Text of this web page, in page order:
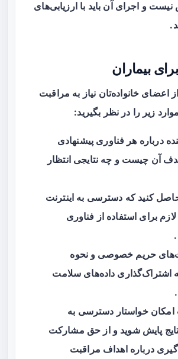
و اجرای آن باید با ارزیابی‌های
بیماران
اعضای خانواده‌تان نیاز به مراقبت
زیر را در نظر بگیرید:
درباره هر فناوری پیشنهادی
آن چیست و چه نتایجی انتظار
کنید که دسترسی به اینترنت
برای استفاده از فناوری
حریم خصوصی و نحوه
اشتراک‌گذاری داده‌های سلامت
خواستار دسترسی به
پایش شوید و از حق مشارکت
درباره اهداف مراقبت